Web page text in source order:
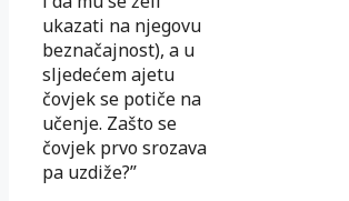
ukazati na njegovu
beznačajnost), a u
sljedećem ajetu
čovjek se potiče na
učenje. Zašto se
čovjek prvo srozava
pa uzdiže?”